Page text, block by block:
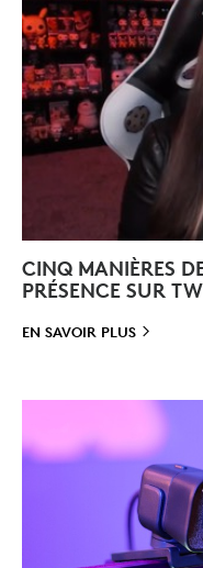
CINQ MANIÈRES
PRÉSENCE SUR
EN SAVOIR PLUS